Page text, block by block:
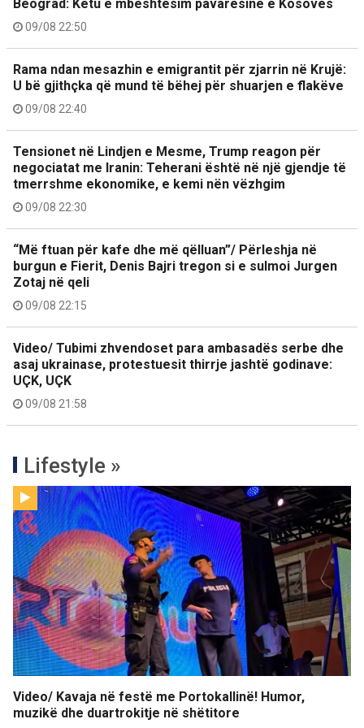
Beograd: Këtu e mbështesim pavarësinë e Kosovës
09/08 22:50
Rama ndan mesazhin e emigrantit për zjarrin në Krujë:
U bë gjithçka që mund të bëhej për shuarjen e flakëve
09/08 22:40
Tensionet në Lindjen e Mesme, Trump reagon për
negociatat me Iranin: Teherani është në një gjendje të
tmerrshme ekonomike, e kemi nën vëzhgim
09/08 22:30
“Më ftuan për kafe dhe më qëlluan”/ Përleshja në
burgun e Fierit, Denis Bajri tregon si e sulmoi Jurgen
Zotaj në qeli
09/08 22:15
Video/ Tubimi zhvendoset para ambasadës serbe dhe
asaj ukrainase, protestuesit thirrje jashtë godinave:
UÇK, UÇK
09/08 21:58
Lifestyle »
Video/ Kavaja në festë me Portokallinë! Humor,
muzikë dhe duartrokitje në shëtitore